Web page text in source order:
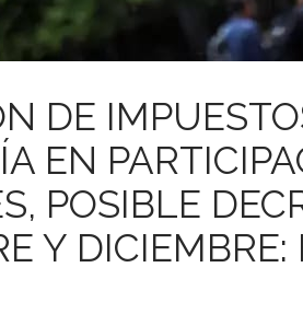
DE
EN
POSIBLE
Y